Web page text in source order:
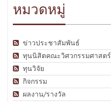
หมวดหมู่
ข่าวประชาสัมพันธ์
ทุนนิสิตคณะวิศวกรรมศาสตร์
ทุนวิจัย
กิจกรรม
ผลงาน/รางวัล